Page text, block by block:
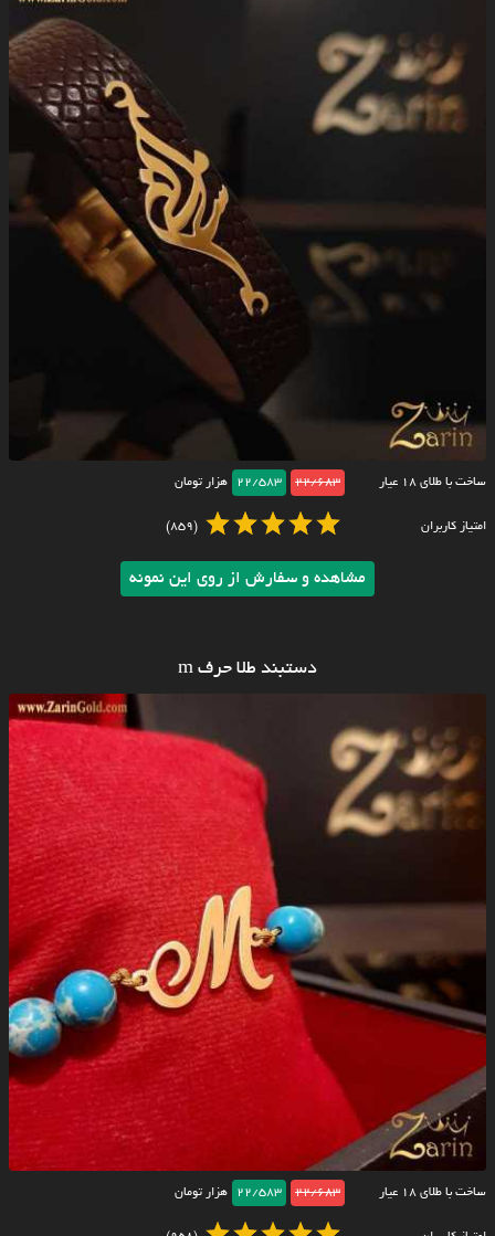
ساخت با طلای ۱۸ عیار 22/683
22/583 هزار تومان
امتیاز کاربران (859)
مشاهده و سفارش از روی این نمونه
دستبند طلا حرف m
ساخت با طلای ۱۸ عیار 22/683
22/583 هزار تومان